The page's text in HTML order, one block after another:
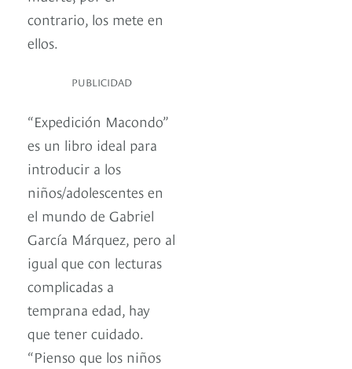
contrario, los mete en
ellos.
PUBLICIDAD
“Expedición Macondo”
es un libro ideal para
introducir a los
niños/adolescentes en
el mundo de Gabriel
García Márquez, pero al
igual que con lecturas
complicadas a
temprana edad, hay
que tener cuidado.
“Pienso que los niños